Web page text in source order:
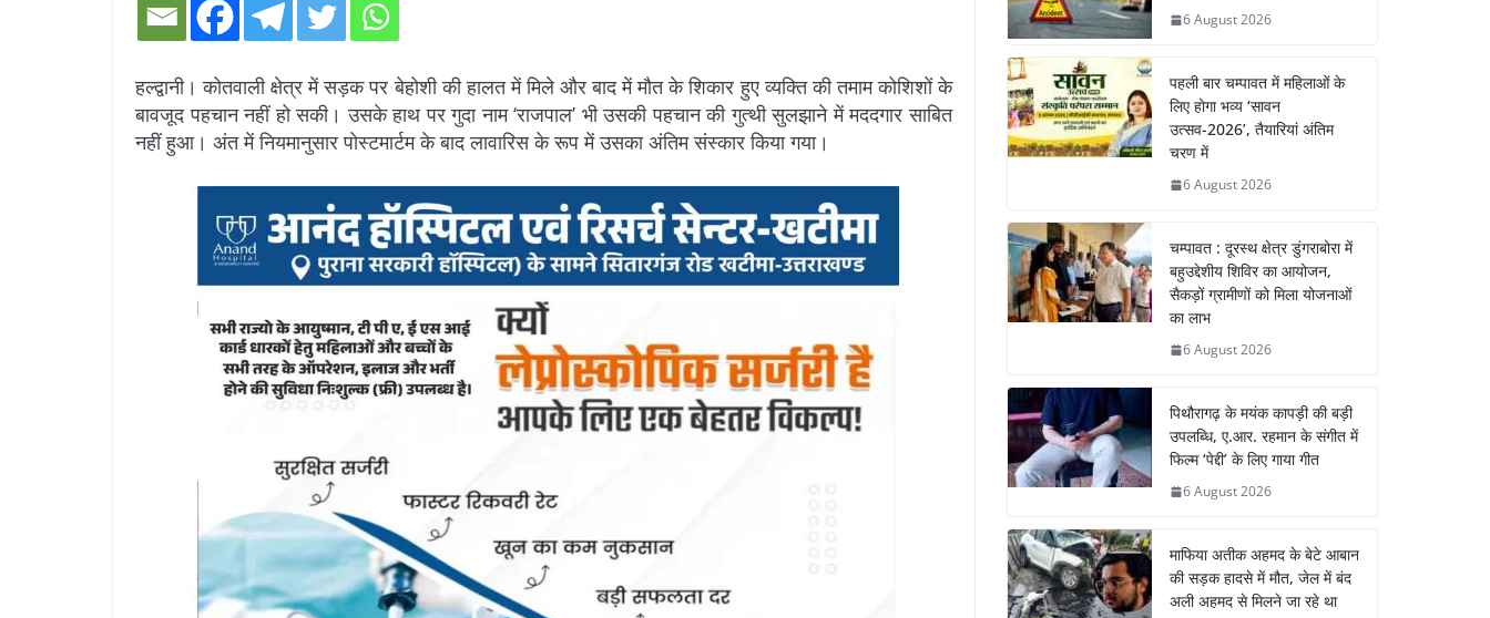
हल्द्वानी। कोतवाली क्षेत्र में सड़क पर बेहोशी की हालत में मिले और बाद में मौत के शिकार हुए व्यक्ति की तमाम कोशिशों के
बावजूद पहचान नहीं हो सकी। उसके हाथ पर गुदा नाम ‘राजपाल’ भी उसकी पहचान की गुत्थी सुलझाने में मददगार साबित
नहीं हुआ। अंत में नियमानुसार पोस्टमार्टम के बाद लावारिस के रूप में उसका अंतिम संस्कार किया गया।
6 August 2026
पहली बार चम्पावत में महिलाओं के
लिए होगा भव्य ‘सावन
उत्सव-2026’, तैयारियां अंतिम
चरण में
6 August 2026
चम्पावत : दूरस्थ क्षेत्र डुंगराबोरा में
बहुउद्देशीय शिविर का आयोजन,
सैकड़ों ग्रामीणों को मिला योजनाओं
का लाभ
6 August 2026
पिथौरागढ़ के मयंक कापड़ी की बड़ी
उपलब्धि, ए.आर. रहमान के संगीत में
फिल्म ‘पेद्दी’ के लिए गाया गीत
6 August 2026
माफिया अतीक अहमद के बेटे आबान
की सड़क हादसे में मौत, जेल में बंद
अली अहमद से मिलने जा रहे था